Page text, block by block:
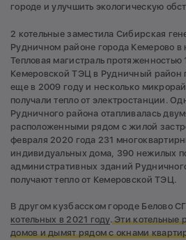
городе и улучшить экологическую
2 котельные заместила Сибирская
Рудничном районе города Кемерово в
Тепловая магистраль протяженностью
Кемеровской ТЭЦ в Рудничный район
еще в 2009 году и несколько
получали тепло от электростанции.
Рудничного района отапливалась
расположенными рядом с жилой
февраля 2020 года 231
индивидуальных дома, 390 нежилых
административных зданий
получают тепло от Кемеровской ТЭЦ.
В другом кузбасском городе Белово
котельных в 2021 году.Эти котельные
домов и дымят рядом с окнами